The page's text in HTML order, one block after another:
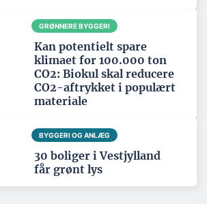
GRØNNERE BYGGERI
Kan potentielt spare
klimaet for 100.000 ton
CO2: Biokul skal reducere
CO2-aftrykket i populært
materiale
BYGGERI OG ANLÆG
30 boliger i Vestjylland
får grønt lys